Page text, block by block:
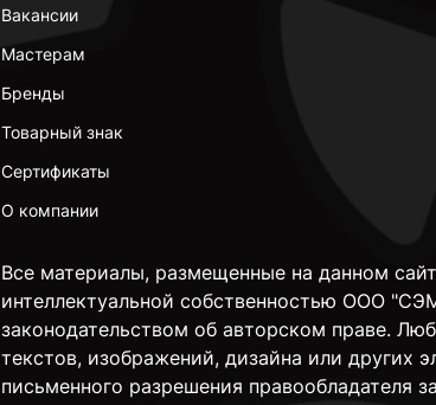
Вакансии
Мастерам
Бренды
Товарный знак
Сертификаты
О компании
Все материалы, размещенные на данном
интеллектуальной собственностью ООО
законодательством об авторском праве.
текстов, изображений, дизайна или других
письменного разрешения правообладателя